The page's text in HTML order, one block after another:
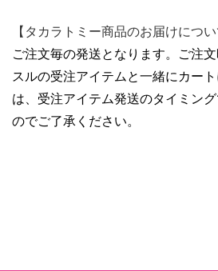
【タカラトミー商品のお届けにつ
ご注文毎の発送となります。ご注
スルの受注アイテムと一緒にカー
は、受注アイテム発送のタイミン
のでご了承ください。